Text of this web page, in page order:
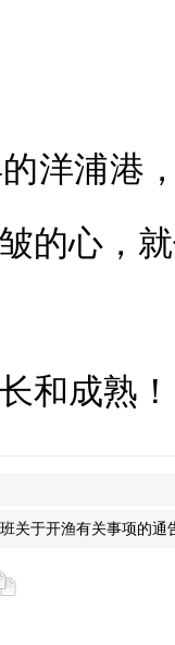
洋浦港
的心，
和成熟！
关于开渔有关事项的通